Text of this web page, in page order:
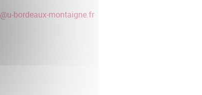
@u-bordeaux-montaigne.fr